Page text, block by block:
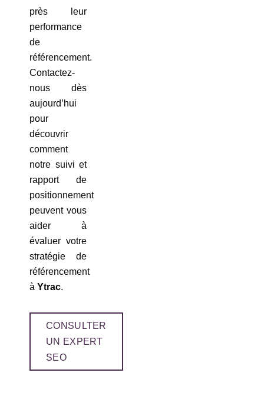
près leur
performance
de
référencement.
Contactez-
nous dès
aujourd’hui
pour
découvrir
comment
notre suivi et
rapport de
positionnement
peuvent vous
aider à
évaluer votre
stratégie de
référencement
à Ytrac.
CONSULTER
UN EXPERT
SEO